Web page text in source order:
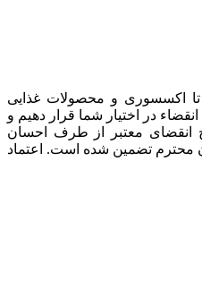
اکسسوری و محصولات غذایی
انقضاء در اختیار شما قرار دهیم و
انقضای معتبر از طرف احسان
تضمین شده است. اعتماد